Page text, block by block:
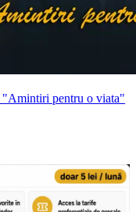
"Amintiri pentru o viata"